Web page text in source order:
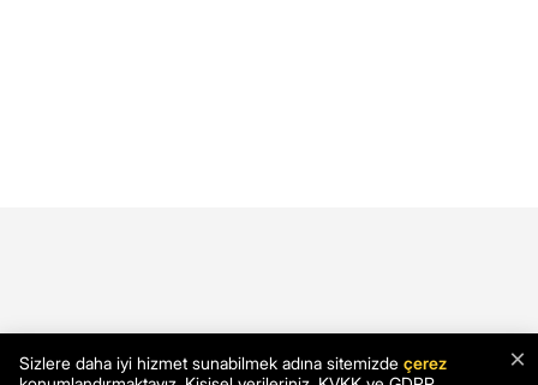
×
Sizlere daha iyi hizmet sunabilmek adına sitemizde çerez